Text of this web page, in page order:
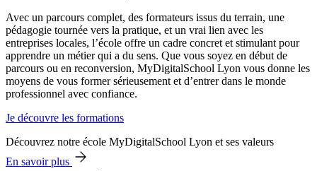
Avec un parcours complet, des formateurs issus du terrain, une
pédagogie tournée vers la pratique, et un vrai lien avec les
entreprises locales, l’école offre un cadre concret et stimulant pour
apprendre un métier qui a du sens. Que vous soyez en début de
parcours ou en reconversion, MyDigitalSchool Lyon vous donne les
moyens de vous former sérieusement et d’entrer dans le monde
professionnel avec confiance.
Je découvre les formations
Découvrez notre école MyDigitalSchool Lyon et ses valeurs
En savoir plus